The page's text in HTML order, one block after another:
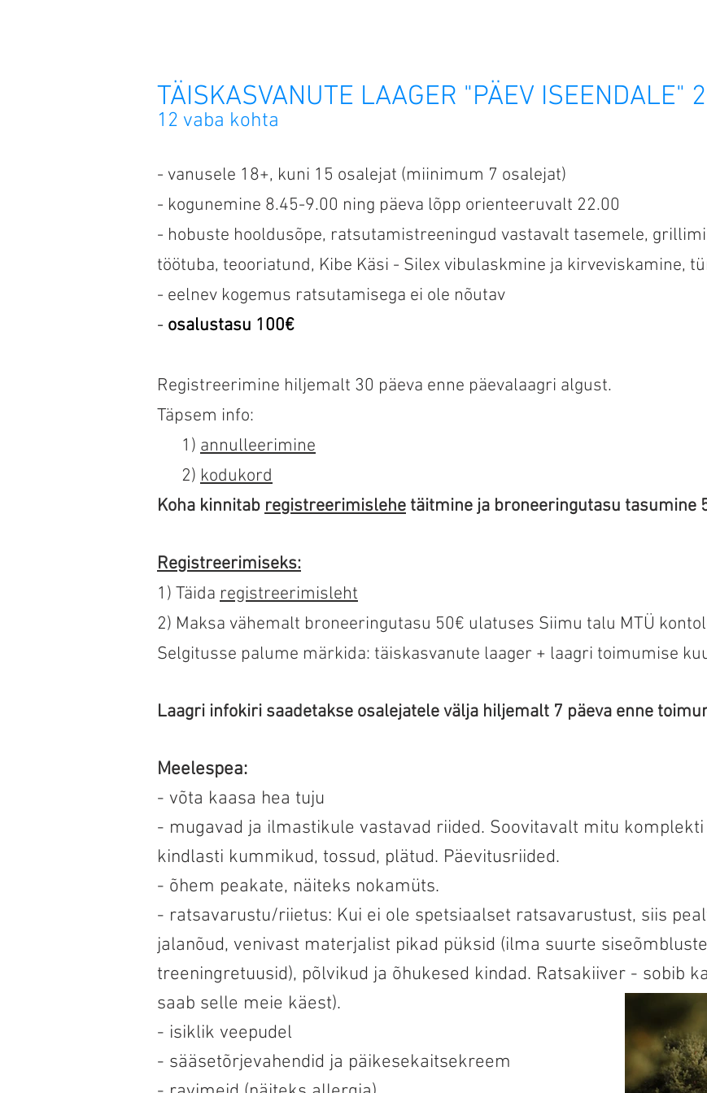
TÄISKASVANUTE LAAGER "PÄEV ISEENDALE"
12 vaba kohta
- vanusele 18+, kuni 15 osalejat (miinimum 7 osalejat)
- kogunemine 8.45-9.00 ning päeva lõpp orienteeruvalt 22.00
- hobuste hooldusõpe, ratsutamistreeningud vastavalt tasemele,
töötuba, teooriatund, Kibe Käsi - Silex vibulaskmine ja kirveviskamine,
- eelnev kogemus ratsutamisega ei ole nõutav
- osalustasu 100€
Registreerimine hiljemalt 30 päeva enne päevalaagri algust.
Täpsem info:
1) annulleerimine
2) kodukord
Koha kinnitab registreerimislehetäitmine ja broneeringutasu tasumine
Registreerimiseks:
1) Täida registreerimisleht
2) Maksa vähemalt broneeringutasu 50€ ulatuses Siimu talu MTÜ
Selgitusse palume märkida: täiskasvanute laager + laagri toimumise
Laagri infokiri saadetakse osalejatele välja hiljemalt 7 päeva enne
Meelespea:
- võta kaasa hea tuju
- mugavad ja ilmastikule vastavad riided. Soovitavalt mitu
kindlasti kummikud, tossud, plätud. Päevitusriided.
- õhem peakate, näiteks nokamüts.
- ratsavarustu/riietus: Kui ei ole spetsiaalset ratsavarustust, siis
jalanõud, venivast materjalist pikad püksid (ilma suurte
treeningretuusid), põlvikud ja õhukesed kindad. Ratsakiiver - sobib
saab selle meie käest).
- isiklik veepudel
- sääsetõrjevahendid ja päikesekaitsekreem